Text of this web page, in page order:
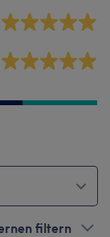
filtern